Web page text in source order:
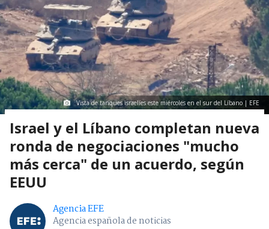
Vista de tanques israelíes este miércoles en el sur del Líbano | EFE
Israel y el Líbano completan nueva
ronda de negociaciones "mucho
más cerca" de un acuerdo, según
EEUU
Agencia EFE
Agencia española de noticias